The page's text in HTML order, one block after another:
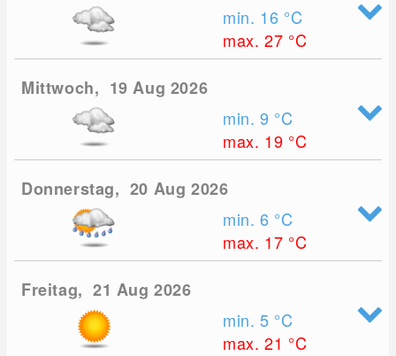
min. 16 °C
max. 27 °C
Mittwoch, 19 Aug 2026
min. 9 °C
max. 19 °C
Donnerstag, 20 Aug 2026
min. 6 °C
max. 17 °C
Freitag, 21 Aug 2026
min. 5 °C
max. 21 °C